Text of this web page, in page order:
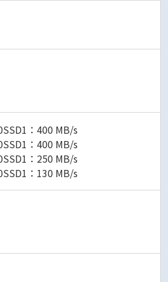
：400 MB/s
：400 MB/s
：250 MB/s
：130 MB/s